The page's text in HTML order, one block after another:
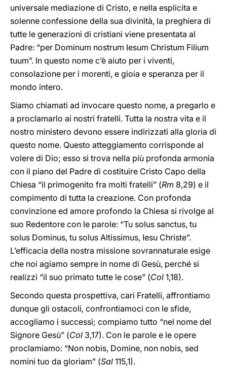
universale mediazione di Cristo, e nella esplicita e
solenne confessione della sua divinità, la preghiera di
tutte le generazioni di cristiani viene presentata al
Padre: “per Dominum nostrum Iesum Christum Filium
tuum”. In questo nome c’è aiuto per i viventi,
consolazione per i morenti, e gioia e speranza per il
mondo intero.
Siamo chiamati ad invocare questo nome, a pregarlo e
a proclamarlo ai nostri fratelli. Tutta la nostra vita e il
nostro ministero devono essere indirizzati alla gloria di
questo nome. Questo atteggiamento corrisponde al
volere di Dio; esso si trova nella più profonda armonia
con il piano del Padre di costituire Cristo Capo della
Chiesa “il primogenito fra molti fratelli” (Rm 8,29) e il
compimento di tutta la creazione. Con profonda
convinzione ed amore profondo la Chiesa si rivolge al
suo Redentore con le parole: “Tu solus sanctus, tu
solus Dominus, tu solus Altissimus, Iesu Christe”.
L’efficacia della nostra missione sovrannaturale esige
che noi agiamo sempre in nome di Gesù, perché si
realizzi “il suo primato tutte le cose” (Col 1,18).
Secondo questa prospettiva, cari Fratelli, affrontiamo
dunque gli ostacoli, confrontiamoci con le sfide,
accogliamo i successi; compiamo tutto “nel nome del
Signore Gesù” (Col 3,17). Con le parole e le opere
proclamiamo: “Non nobis, Domine, non nobis, sed
nomini tuo da gloriam” (Sal 115,1).